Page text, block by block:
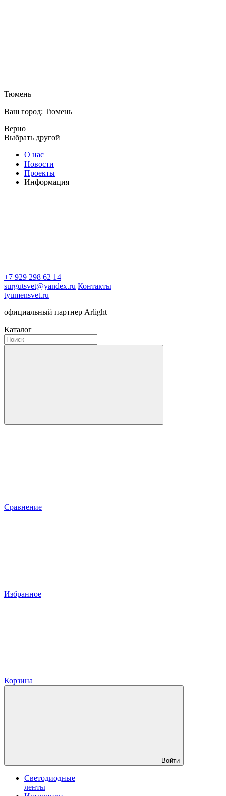
Тюмень
Ваш город: Тюмень
Верно
Выбрать другой
О нас
Новости
Проекты
Информация
+7 929 298 62 14
surgutsvet@yandex.ru Контакты
tyumensvet.ru
официальный партнер Arlight
Каталог
Сравнение
Избранное
Корзина
Войти
Светодиодные
ленты